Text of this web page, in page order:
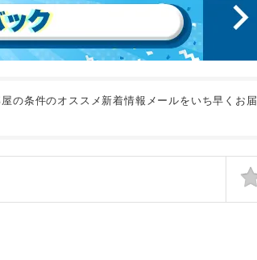
の条件のオススメ新着情報メールをいち早くお届